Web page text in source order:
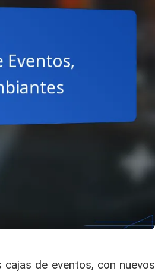
de eventos, con nuevos